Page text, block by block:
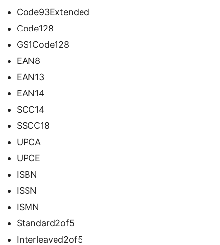
Code93Extended
Code128
GS1Code128
EAN8
EAN13
EAN14
SCC14
SSCC18
UPCA
UPCE
ISBN
ISSN
ISMN
Standard2of5
Interleaved2of5